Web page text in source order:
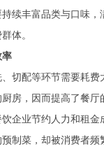
续丰富品类与口味
体。
切配等环节需要耗
房，因而提高了餐
企业节约人力和租金
制菜，却被消费者